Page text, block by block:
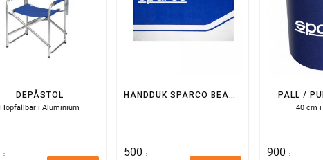
DEPÅSTOL
Hopfällbar i Aluminium
:-
HANDDUK SPARCO BEACH 150X80
500 :-
PALL /
40 cm
900 :-